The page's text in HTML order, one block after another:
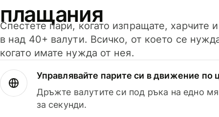
плащания
Спестете пари, когато изпращате, харчите
в над 40+ валути. Всичко, от което се
когато имате нужда от нея.
Управлявайте парите си в движение по
Дръжте валутите си под ръка на едно
за секунди.